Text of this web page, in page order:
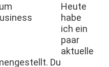
Heute
habe
ich ein
paar
aktuelle
Du